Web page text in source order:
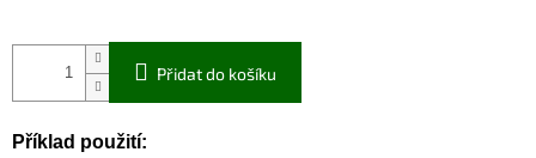
Přidat do košíku
Příklad použití: